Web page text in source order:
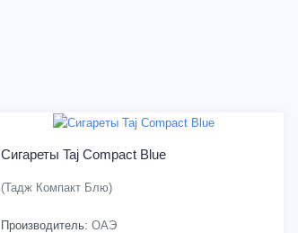
Сигареты Taj Compact Blue
(Тадж Компакт Блю)
Производитель: ОАЭ